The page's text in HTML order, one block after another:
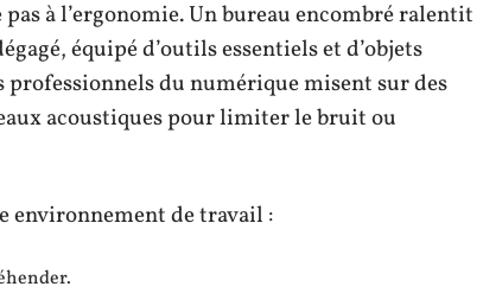
pas à l’ergonomie. Un bureau encombré ralentit
équipé d’outils essentiels et d’objets
du numérique misent sur des
acoustiques pour limiter le bruit ou
environnement de travail :